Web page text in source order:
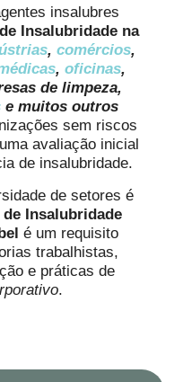
insalubres
Insalubridade na
, comércios,
, oficinas,
de limpeza,
e muitos outros
sem riscos
avaliação inicial
de insalubridade.
de setores é
de Insalubridade
é um requisito
trabalhistas,
e práticas de
.